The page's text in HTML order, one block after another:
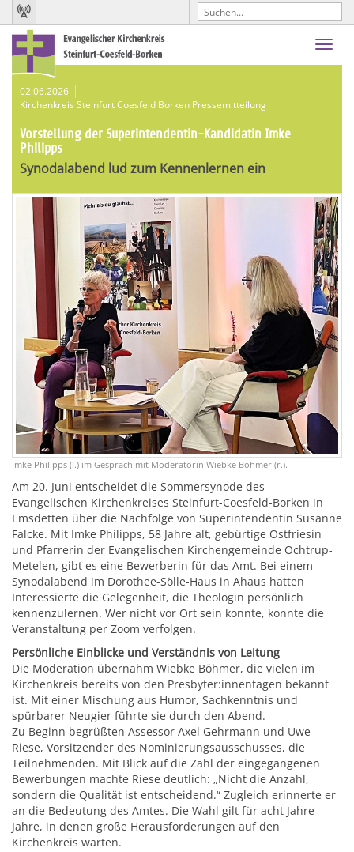
02.06.2026
Kirchenkreis Steinfurt Coesfeld Borken Pressemitteilung
Vorstellung der Superintendentin-Kandidatin Imke
Philipps
Synodalabend lud zum Kennenlernen ein
Imke Philipps (l.) im Gespräch mit Moderatorin Wiebke Böhmer (r.).
Am 20. Juni entscheidet die Sommersynode des
Evangelischen Kirchenkreises Steinfurt-Coesfeld-Borken in
Emsdetten über die Nachfolge von Superintendentin Susanne
Falcke. Mit Imke Philipps, 58 Jahre alt, gebürtige Ostfriesin
und Pfarrerin der Evangelischen Kirchengemeinde Ochtrup-
Metelen, gibt es eine Bewerberin für das Amt. Bei einem
Synodalabend im Dorothee-Sölle-Haus in Ahaus hatten
Interessierte die Gelegenheit, die Theologin persönlich
kennenzulernen. Wer nicht vor Ort sein konnte, konnte die
Veranstaltung per Zoom verfolgen.
Persönliche Einblicke und Verständnis von Leitung
Die Moderation übernahm Wiebke Böhmer, die vielen im
Kirchenkreis bereits von den Presbyter:innentagen bekannt
ist. Mit einer Mischung aus Humor, Sachkenntnis und
spürbarer Neugier führte sie durch den Abend.
Zu Beginn begrüßten Assessor Axel Gehrmann und Uwe
Riese, Vorsitzender des Nominierungsausschusses, die
Teilnehmenden. Mit Blick auf die Zahl der eingegangenen
Bewerbungen machte Riese deutlich: „Nicht die Anzahl,
sondern die Qualität ist entscheidend.“ Zugleich erinnerte er
an die Bedeutung des Amtes. Die Wahl gilt für acht Jahre –
Jahre, in denen große Herausforderungen auf den
Kirchenkreis warten.